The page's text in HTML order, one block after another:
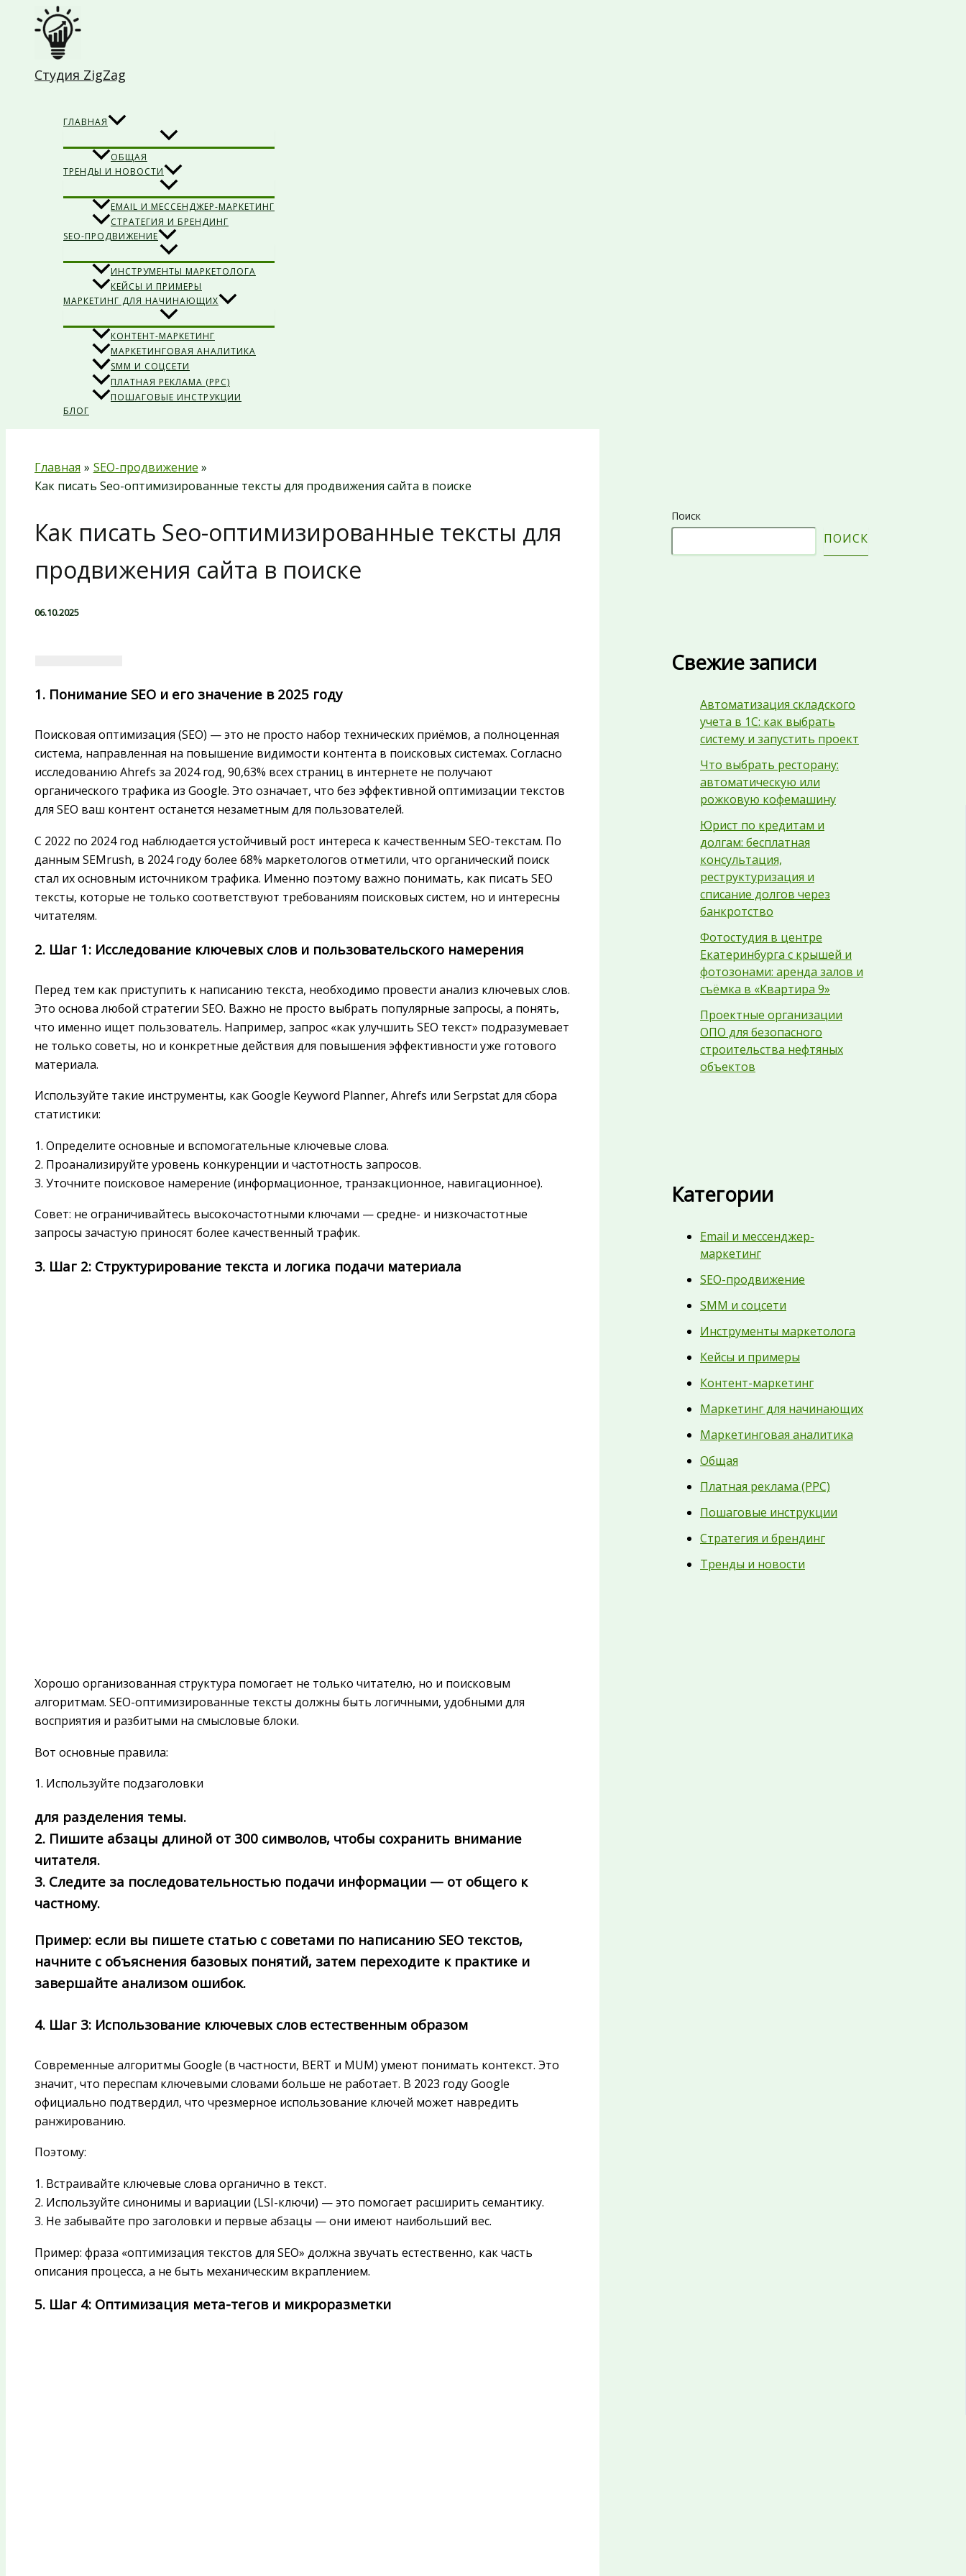
Перейти
содержимому
Студия ZigZag
ГЛАВНАЯ
ОБЩАЯ
ТРЕНДЫ И НОВОСТИ
EMAIL И МЕССЕНДЖЕР-МАРКЕТИНГ
СТРАТЕГИЯ И БРЕНДИНГ
SEO-ПРОДВИЖЕНИЕ
ИНСТРУМЕНТЫ МАРКЕТОЛОГА
КЕЙСЫ И ПРИМЕРЫ
МАРКЕТИНГ ДЛЯ НАЧИНАЮЩИХ
КОНТЕНТ-МАРКЕТИНГ
МАРКЕТИНГОВАЯ АНАЛИТИКА
SMM И СОЦСЕТИ
ПЛАТНАЯ РЕКЛАМА (PPC)
ПОШАГОВЫЕ ИНСТРУКЦИИ
БЛОГ
Главная
SEO-продвижение
Как писать Seo-оптимизированные тексты для продвижения сайта в поиске
Как писать Seo-оптимизированные тексты для
продвижения сайта в поиске
06.10.2025
1. Понимание SEO и его значение в 2025 году
Поисковая оптимизация (SEO) — это не просто набор технических приёмов, а полноценная
система, направленная на повышение видимости контента в поисковых системах. Согласно
исследованию Ahrefs за 2024 год, 90,63% всех страниц в интернете не получают
органического трафика из Google. Это означает, что без эффективной оптимизации текстов
для SEO ваш контент останется незаметным для пользователей.
С 2022 по 2024 год наблюдается устойчивый рост интереса к качественным SEO-текстам. По
данным SEMrush, в 2024 году более 68% маркетологов отметили, что органический поиск
стал их основным источником трафика. Именно поэтому важно понимать, как писать SEO
тексты, которые не только соответствуют требованиям поисковых систем, но и интересны
читателям.
2. Шаг 1: Исследование ключевых слов и пользовательского намерения
Перед тем как приступить к написанию текста, необходимо провести анализ ключевых слов.
Это основа любой стратегии SEO. Важно не просто выбрать популярные запросы, а понять,
что именно ищет пользователь. Например, запрос «как улучшить SEO текст» подразумевает
не только советы, но и конкретные действия для повышения эффективности уже готового
материала.
Используйте такие инструменты, как Google Keyword Planner, Ahrefs или Serpstat для сбора
статистики:
1. Определите основные и вспомогательные ключевые слова.
2. Проанализируйте уровень конкуренции и частотность запросов.
3. Уточните поисковое намерение (информационное, транзакционное, навигационное).
Совет: не ограничивайтесь высокочастотными ключами — средне- и низкочастотные
запросы зачастую приносят более качественный трафик.
3. Шаг 2: Структурирование текста и логика подачи материала
Хорошо организованная структура помогает не только читателю, но и поисковым
алгоритмам. SEO-оптимизированные тексты должны быть логичными, удобными для
восприятия и разбитыми на смысловые блоки.
Вот основные правила:
1. Используйте подзаголовки
для разделения темы.
2. Пишите абзацы длиной от 300 символов, чтобы сохранить внимание
читателя.
3. Следите за последовательностью подачи информации — от общего к
частному.
Пример: если вы пишете статью с советами по написанию SEO текстов,
начните с объяснения базовых понятий, затем переходите к практике и
завершайте анализом ошибок.
4. Шаг 3: Использование ключевых слов естественным образом
Современные алгоритмы Google (в частности, BERT и MUM) умеют понимать контекст. Это
значит, что переспам ключевыми словами больше не работает. В 2023 году Google
официально подтвердил, что чрезмерное использование ключей может навредить
ранжированию.
Поэтому:
1. Встраивайте ключевые слова органично в текст.
2. Используйте синонимы и вариации (LSI-ключи) — это помогает расширить семантику.
3. Не забывайте про заголовки и первые абзацы — они имеют наибольший вес.
Пример: фраза «оптимизация текстов для SEO» должна звучать естественно, как часть
описания процесса, а не быть механическим вкраплением.
5. Шаг 4: Оптимизация мета-тегов и микроразметки
Поиск
ПОИСК
Свежие записи
Автоматизация складского
учета в 1С: как выбрать
систему и запустить проект
Что выбрать ресторану:
автоматическую или
рожковую кофемашину
Юрист по кредитам и
долгам: бесплатная
консультация,
реструктуризация и
списание долгов через
банкротство
Фотостудия в центре
Екатеринбурга с крышей и
фотозонами: аренда залов и
съёмка в «Квартира 9»
Проектные организации
ОПО для безопасного
строительства нефтяных
объектов
Категории
Email и мессенджер-
маркетинг
SEO-продвижение
SMM и соцсети
Инструменты маркетолога
Кейсы и примеры
Контент-маркетинг
Маркетинг для начинающих
Маркетинговая аналитика
Общая
Платная реклама (PPC)
Пошаговые инструкции
Стратегия и брендинг
Тренды и новости